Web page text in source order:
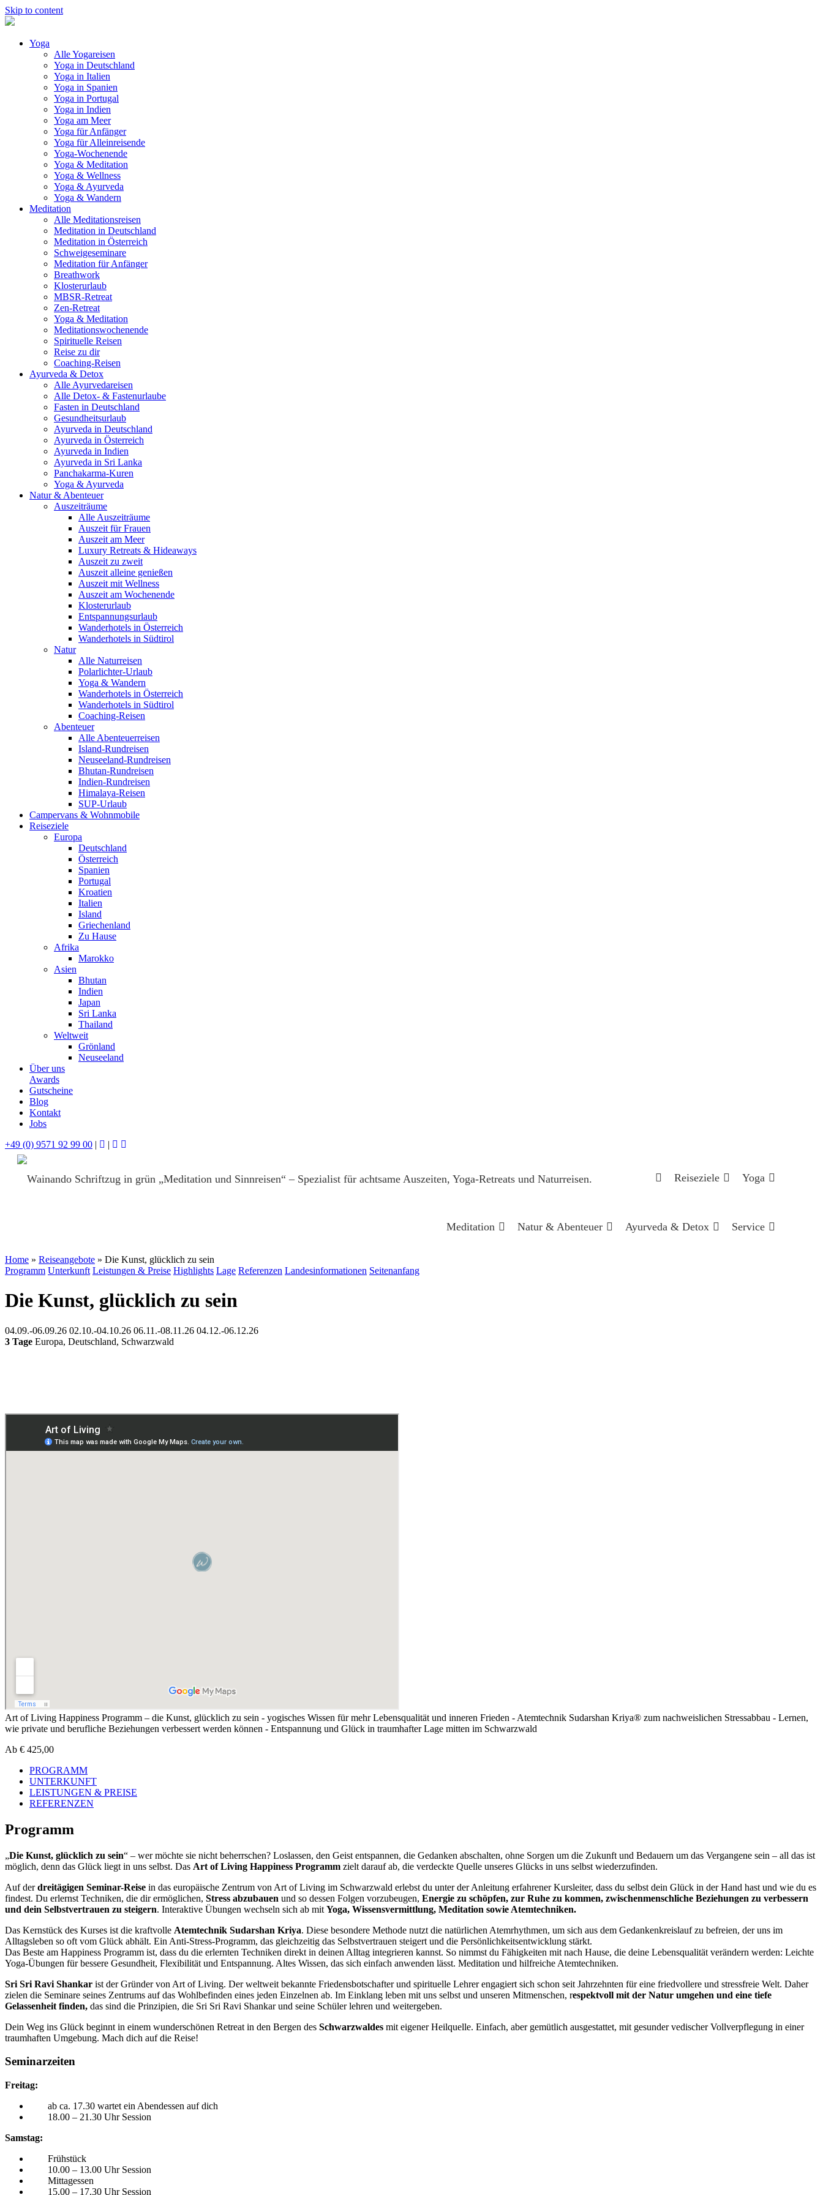
Skip to content
Yoga
Alle Yogareisen
Yoga in Deutschland
Yoga in Italien
Yoga in Spanien
Yoga in Portugal
Yoga in Indien
Yoga am Meer
Yoga für Anfänger
Yoga für Alleinreisende
Yoga-Wochenende
Yoga & Meditation
Yoga & Wellness
Yoga & Ayurveda
Yoga & Wandern
Meditation
Alle Meditationsreisen
Meditation in Deutschland
Meditation in Österreich
Schweigeseminare
Meditation für Anfänger
Breathwork
Klosterurlaub
MBSR-Retreat
Zen-Retreat
Yoga & Meditation
Meditationswochenende
Spirituelle Reisen
Reise zu dir
Coaching-Reisen
Ayurveda & Detox
Alle Ayurvedareisen
Alle Detox- & Fastenurlaube
Fasten in Deutschland
Gesundheitsurlaub
Ayurveda in Deutschland
Ayurveda in Österreich
Ayurveda in Indien
Ayurveda in Sri Lanka
Panchakarma-Kuren
Yoga & Ayurveda
Natur & Abenteuer
Auszeiträume
Alle Auszeiträume
Auszeit für Frauen
Auszeit am Meer
Luxury Retreats & Hideaways
Auszeit zu zweit
Auszeit alleine genießen
Auszeit mit Wellness
Auszeit am Wochenende
Klosterurlaub
Entspannungsurlaub
Wanderhotels in Österreich
Wanderhotels in Südtirol
Natur
Alle Naturreisen
Polarlichter-Urlaub
Yoga & Wandern
Wanderhotels in Österreich
Wanderhotels in Südtirol
Coaching-Reisen
Abenteuer
Alle Abenteuerreisen
Island-Rundreisen
Neuseeland-Rundreisen
Bhutan-Rundreisen
Indien-Rundreisen
Himalaya-Reisen
SUP-Urlaub
Campervans & Wohnmobile
Reiseziele
Europa
Deutschland
Österreich
Spanien
Portugal
Kroatien
Italien
Island
Griechenland
Zu Hause
Afrika
Marokko
Asien
Bhutan
Indien
Japan
Sri Lanka
Thailand
Weltweit
Grönland
Neuseeland
Über uns
Awards
Gutscheine
Blog
Kontakt
Jobs
+49 (0) 9571 92 99 00 | |
Reiseziele Yoga
Meditation Natur & Abenteuer Ayurveda & Detox Service
Home » Reiseangebote » Die Kunst, glücklich zu sein
Programm Unterkunft Leistungen & Preise Highlights Lage Referenzen Landesinformationen Seitenanfang
Die Kunst, glücklich zu sein
04.09.-06.09.26 02.10.-04.10.26 06.11.-08.11.26 04.12.-06.12.26
3 Tage Europa, Deutschland, Schwarzwald
Art of Living Happiness Programm – die Kunst, glücklich zu sein - yogisches Wissen für mehr Lebensqualität und inneren Frieden - Atemtechnik Sudarshan Kriya® zum nachweislichen Stressabbau - Lernen,
wie private und berufliche Beziehungen verbessert werden können - Entspannung und Glück in traumhafter Lage mitten im Schwarzwald
Ab € 425,00
PROGRAMM
UNTERKUNFT
LEISTUNGEN & PREISE
REFERENZEN
Programm
„Die Kunst, glücklich zu sein“ ­– wer möchte sie nicht beherrschen? Loslassen, den Geist entspannen, die Gedanken abschalten, ohne Sorgen um die Zukunft und Bedauern um das Vergangene sein ­– all das ist
möglich, denn das Glück liegt in uns selbst. Das Art of Living Happiness Programm zielt darauf ab, die verdeckte Quelle unseres Glücks in uns selbst wiederzufinden.
Auf derdreitägigen Seminar-Reise in das europäische Zentrum von Art of Living im Schwarzwald erlebst du unter der Anleitung erfahrener Kursleiter, dass du selbst dein Glück in der Hand hast und wie du es
findest. Du erlernst Techniken, die dir ermöglichen, Stress abzubauen und so dessen Folgen vorzubeugen, Energie zu schöpfen, zur Ruhe zu kommen, zwischenmenschliche Beziehungen zu verbessern
und dein Selbstvertrauen zu steigern. Interaktive Übungen wechseln sich ab mit Yoga, Wissensvermittlung, Meditation sowie Atemtechniken.
Das Kernstück des Kurses ist die kraftvolle Atemtechnik Sudarshan Kriya. Diese besondere Methode nutzt die natürlichen Atemrhythmen, um sich aus dem Gedankenkreislauf zu befreien, der uns im
Alltagsleben so oft vom Glück abhält. Ein Anti-Stress-Programm, das gleichzeitig das Selbstvertrauen steigert und die Persönlichkeitsentwicklung stärkt.
Das Beste am Happiness Programm ist, dass du die erlernten Techniken direkt in deinen Alltag integrieren kannst. So nimmst du Fähigkeiten mit nach Hause, die deine Lebensqualität verändern werden: Leichte
Yoga-Übungen für bessere Gesundheit, Flexibilität und Entspannung. Altes Wissen, das sich einfach anwenden lässt. Meditation und hilfreiche Atemtechniken.
Sri Sri Ravi Shankar ist der Gründer von Art of Living. Der weltweit bekannte Friedensbotschafter und spirituelle Lehrer engagiert sich schon seit Jahrzehnten für eine friedvollere und stressfreie Welt. Daher
zielen die Seminare seines Zentrums auf das Wohlbefinden eines jeden Einzelnen ab. Im Einklang leben mit uns selbst und unseren Mitmenschen, respektvoll mit der Natur umgehen und eine tiefe
Gelassenheit finden, das sind die Prinzipien, die Sri Sri Ravi Shankar und seine Schüler lehren und weitergeben.
Dein Weg ins Glück beginnt in einem wunderschönen Retreat in den Bergen des Schwarzwaldes mit eigener Heilquelle. Einfach, aber gemütlich ausgestattet, mit gesunder vedischer Vollverpflegung in einer
traumhaften Umgebung. Mach dich auf die Reise!
Seminarzeiten
Freitag:
ab ca. 17.30 wartet ein Abendessen auf dich
18.00 – 21.30 Uhr Session
Samstag:
Frühstück
10.00 – 13.00 Uhr Session
Mittagessen
15.00 – 17.30 Uhr Session